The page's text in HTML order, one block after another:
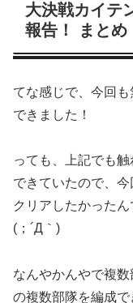
大決戦カイテ
報告！ まとめ
てな感じで、今回
できました！
っても、上記でも
できていたので、
クリアしたかった
(；´Д｀)
なんやかんやで複
の複数部隊を編成で